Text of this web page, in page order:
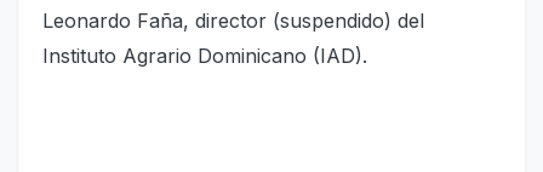
Leonardo Faña, director (suspendido) del
Instituto Agrario Dominicano (IAD).